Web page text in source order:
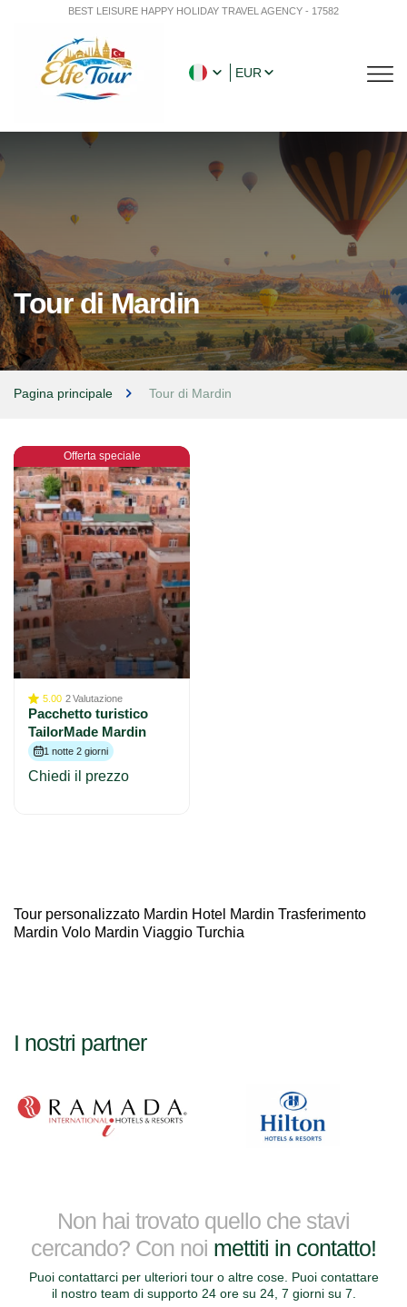
BEST LEISURE HAPPY HOLIDAY TRAVEL AGENCY - 17582
EUR
Tour di Mardin
Pagina principale Tour di Mardin
Offerta speciale
5.00 2Valutazione
Pacchetto turistico
TailorMade Mardin
1 notte 2 giorni
Chiedi il prezzo
Tour personalizzato Mardin Hotel Mardin Trasferimento
Mardin Volo Mardin Viaggio Turchia
I nostri partner
Non hai trovato quello che stavi
cercando? Con noi mettiti in contatto!
Puoi contattarci per ulteriori tour o altre cose. Puoi contattare
il nostro team di supporto 24 ore su 24, 7 giorni su 7.